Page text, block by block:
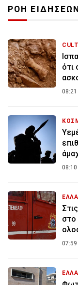
ΡΟΗ ΕΙΔΗΣΕΩΝ
ότι
08:21
08:10
07:59